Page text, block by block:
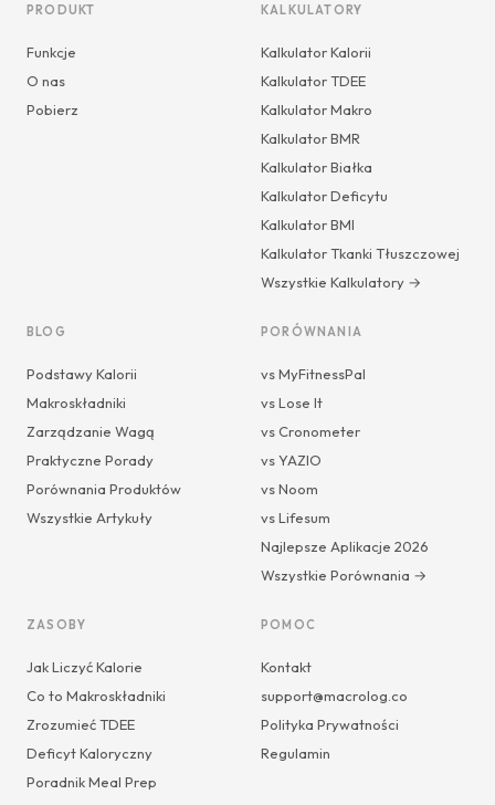
PRODUKT
Funkcje
O nas
Pobierz
KALKULATORY
Kalkulator Kalorii
Kalkulator TDEE
Kalkulator Makro
Kalkulator BMR
Kalkulator Białka
Kalkulator Deficytu
Kalkulator BMI
Kalkulator Tkanki Tłuszczowej
Wszystkie Kalkulatory →
BLOG
Podstawy Kalorii
Makroskładniki
Zarządzanie Wagą
Praktyczne Porady
Porównania Produktów
Wszystkie Artykuły
PORÓWNANIA
vs MyFitnessPal
vs Lose It
vs Cronometer
vs YAZIO
vs Noom
vs Lifesum
Najlepsze Aplikacje 2026
Wszystkie Porównania →
ZASOBY
Jak Liczyć Kalorie
Co to Makroskładniki
Zrozumieć TDEE
Deficyt Kaloryczny
Poradnik Meal Prep
POMOC
Kontakt
support@macrolog.co
Polityka Prywatności
Regulamin